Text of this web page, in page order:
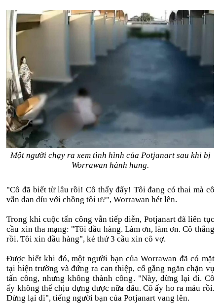
Một người chạy ra xem tình hình của Potjanart sau khi bị
Worrawan hành hung.
"Cô đã biết từ lâu rồi! Cô thấy đấy! Tôi đang có thai mà cô
vẫn dan díu với chồng tôi ư?", Worrawan hét lên.
Trong khi cuộc tấn công vẫn tiếp diễn, Potjanart đã liên tục
cầu xin tha mạng: "Tôi đầu hàng. Làm ơn, làm ơn. Cô thắng
rồi. Tôi xin đầu hàng", kẻ thứ 3 cầu xin cô vợ.
Được biết khi đó, một người bạn của Worrawan đã có mặt
tại hiện trường và đứng ra can thiệp, cố gắng ngăn chặn vụ
tấn công, nhưng không thành công. "Này, dừng lại đi. Cô
ấy không thể chịu đựng được nữa đâu. Cô ấy ho ra máu rồi.
Dừng lại đi", tiếng người bạn của Potjanart vang lên.